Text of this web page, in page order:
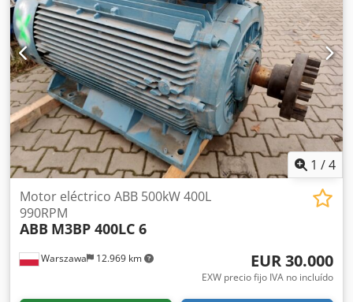
1 /4
Warszawa 12.969 km
Motor eléctrico ABB 500kW 400L
990RPM
ABB M3BP 400LC 6
EUR 30.000
EXW precio fijo IVA no incluído